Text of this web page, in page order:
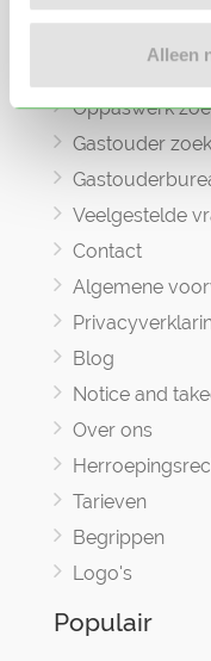
Alleen
Informatie
Oppaswerk
Gastouder
Veelgestelde
Contact
Algemene
Blog
Notice and
Over ons
Tarieven
Begrippen
Logo's
Populair